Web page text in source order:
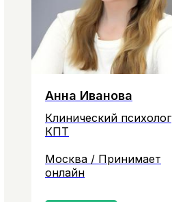
Анна Иванова
Клинический психолог
КПТ
Москва / Принимает
онлайн